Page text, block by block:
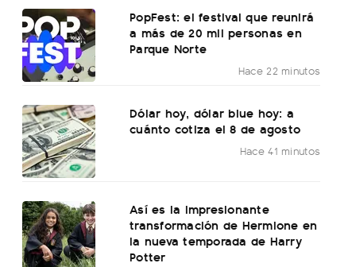
PopFest: el festival que reunirá
a más de 20 mil personas en
Parque Norte
Hace 22 minutos
Dólar hoy, dólar blue hoy: a
cuánto cotiza el 8 de agosto
Hace 41 minutos
Así es la impresionante
transformación de Hermione en
la nueva temporada de Harry
Potter